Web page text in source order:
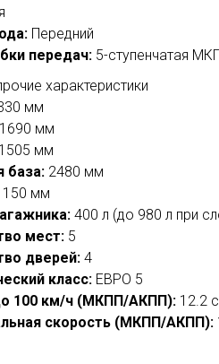
Передний
передач: 5-ступенчатая
характеристики
мм
1690 мм
1505 мм
база: 2480 мм
150 мм
400 л (до 980 л при
мест: 5
дверей: 4
класс: ЕВРО 5
100 км/ч (МКПП/АКПП): 12.2
скорость (МКПП/АКПП):